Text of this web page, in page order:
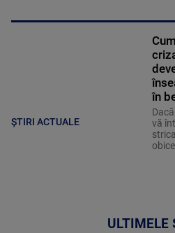
ȘTIRI ACTUALE
în
vă
ULTIMELE